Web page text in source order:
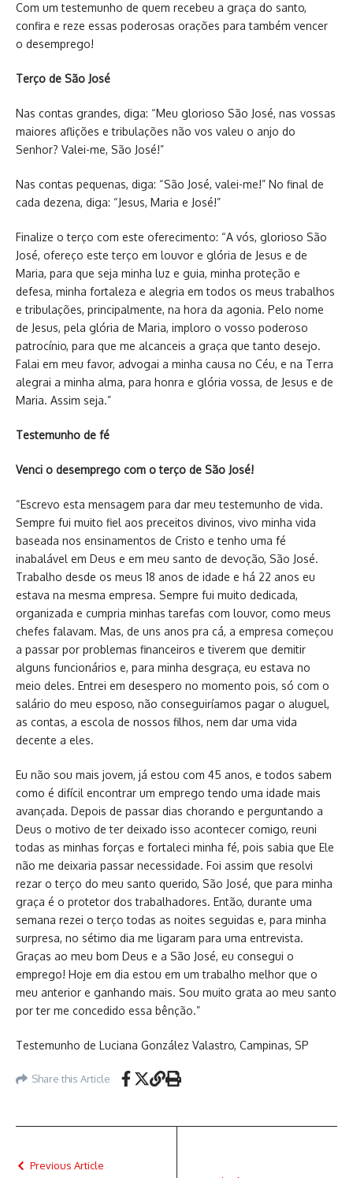
Com um testemunho de quem recebeu a graça do santo,
confira e reze essas poderosas orações para também vencer
o desemprego!
Terço de São José
Nas contas grandes, diga: “Meu glorioso São José, nas vossas
maiores aflições e tribulações não vos valeu o anjo do
Senhor? Valei-me, São José!”
Nas contas pequenas, diga: “São José, valei-me!” No final de
cada dezena, diga: “Jesus, Maria e José!”
Finalize o terço com este oferecimento: “A vós, glorioso São
José, ofereço este terço em louvor e glória de Jesus e de
Maria, para que seja minha luz e guia, minha proteção e
defesa, minha fortaleza e alegria em todos os meus trabalhos
e tribulações, principalmente, na hora da agonia. Pelo nome
de Jesus, pela glória de Maria, imploro o vosso poderoso
patrocínio, para que me alcanceis a graça que tanto desejo.
Falai em meu favor, advogai a minha causa no Céu, e na Terra
alegrai a minha alma, para honra e glória vossa, de Jesus e de
Maria. Assim seja.”
Testemunho de fé
Venci o desemprego com o terço de São José!
“Escrevo esta mensagem para dar meu testemunho de vida.
Sempre fui muito fiel aos preceitos divinos, vivo minha vida
baseada nos ensinamentos de Cristo e tenho uma fé
inabalável em Deus e em meu santo de devoção, São José.
Trabalho desde os meus 18 anos de idade e há 22 anos eu
estava na mesma empresa. Sempre fui muito dedicada,
organizada e cumpria minhas tarefas com louvor, como meus
chefes falavam. Mas, de uns anos pra cá, a empresa começou
a passar por problemas financeiros e tiverem que demitir
alguns funcionários e, para minha desgraça, eu estava no
meio deles. Entrei em desespero no momento pois, só com o
salário do meu esposo, não conseguiríamos pagar o aluguel,
as contas, a escola de nossos filhos, nem dar uma vida
decente a eles.
Eu não sou mais jovem, já estou com 45 anos, e todos sabem
como é difícil encontrar um emprego tendo uma idade mais
avançada. Depois de passar dias chorando e perguntando a
Deus o motivo de ter deixado isso acontecer comigo, reuni
todas as minhas forças e fortaleci minha fé, pois sabia que Ele
não me deixaria passar necessidade. Foi assim que resolvi
rezar o terço do meu santo querido, São José, que para minha
graça é o protetor dos trabalhadores. Então, durante uma
semana rezei o terço todas as noites seguidas e, para minha
surpresa, no sétimo dia me ligaram para uma entrevista.
Graças ao meu bom Deus e a São José, eu consegui o
emprego! Hoje em dia estou em um trabalho melhor que o
meu anterior e ganhando mais. Sou muito grata ao meu santo
por ter me concedido essa bênção.”
Testemunho de Luciana González Valastro, Campinas, SP
Share this Article
Previous Article